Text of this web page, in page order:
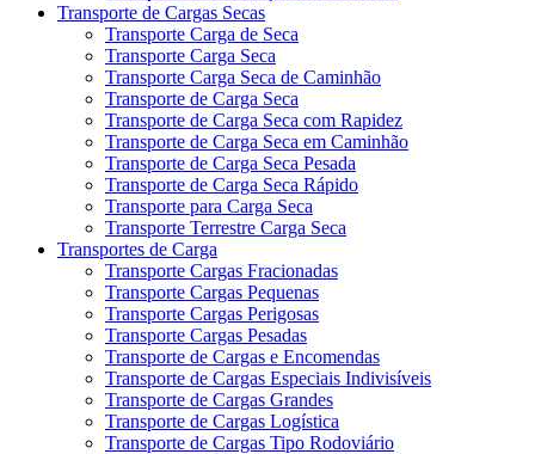
Transporte de Cargas Secas
Transporte Carga de Seca
Transporte Carga Seca
Transporte Carga Seca de Caminhão
Transporte de Carga Seca
Transporte de Carga Seca com Rapidez
Transporte de Carga Seca em Caminhão
Transporte de Carga Seca Pesada
Transporte de Carga Seca Rápido
Transporte para Carga Seca
Transporte Terrestre Carga Seca
Transportes de Carga
Transporte Cargas Fracionadas
Transporte Cargas Pequenas
Transporte Cargas Perigosas
Transporte Cargas Pesadas
Transporte de Cargas e Encomendas
Transporte de Cargas Especiais Indivisíveis
Transporte de Cargas Grandes
Transporte de Cargas Logística
Transporte de Cargas Tipo Rodoviário